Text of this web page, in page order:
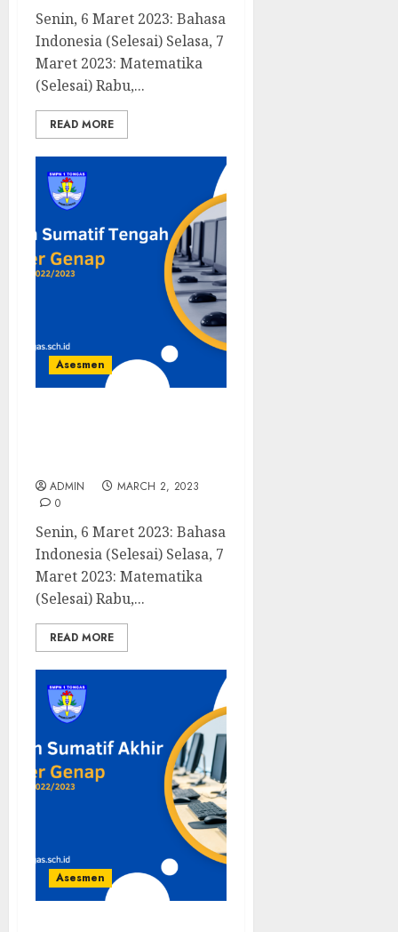
Senin, 6 Maret 2023: Bahasa
Indonesia (Selesai) Selasa, 7
Maret 2023: Matematika
(Selesai) Rabu,...
READ MORE
Asesmen
ADMIN
MARCH 2, 2023
0
Senin, 6 Maret 2023: Bahasa
Indonesia (Selesai) Selasa, 7
Maret 2023: Matematika
(Selesai) Rabu,...
READ MORE
Asesmen